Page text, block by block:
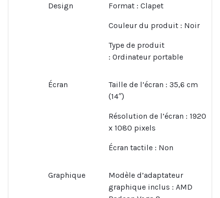
Design Format :Clapet
Couleur du produit : Noir
Type de produit
:Ordinateur portable
Écran Taille de l’écran :35,6 cm
(14″)
Résolution de l’écran : 1920
x 1080 pixels
Écran tactile : Non
Graphique
Modèle d’adaptateur
graphique inclus : AMD